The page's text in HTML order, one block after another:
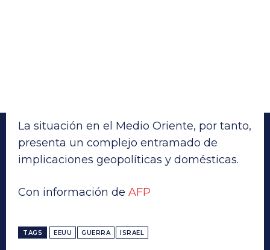
La situación en el Medio Oriente, por tanto,
presenta un complejo entramado de
implicaciones geopolíticas y domésticas.
Con información de AFP
TAGS EEUU GUERRA ISRAEL